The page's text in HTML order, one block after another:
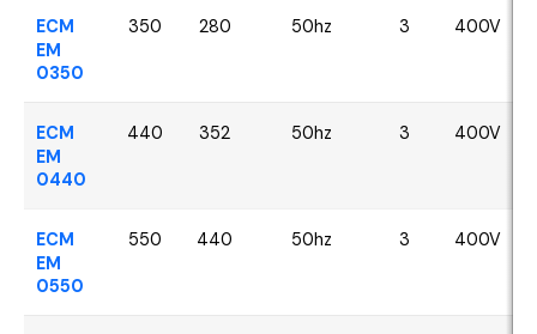
ECM
EM
0350
350 280 50hz 3 400V
ECM
EM
0440
440 352 50hz 3 400V
ECM
EM
0550
550 440 50hz 3 400V